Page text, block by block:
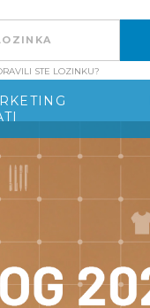
STE LOZINKU?